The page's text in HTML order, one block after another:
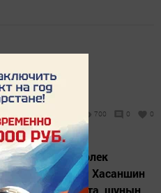
12:59 700 0 0
эре терлек
берсе Нәсим Хасаншин
эре терлек тота, шуның